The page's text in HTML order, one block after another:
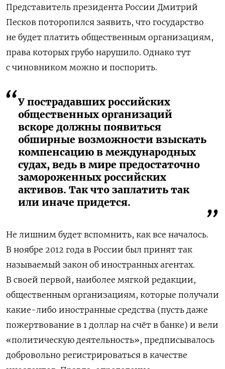
Представитель президента России Дмитрий
Песков поторопился заявить, что государство
не будет платить общественным организациям,
права которых грубо нарушило. Однако тут
с чиновником можно и поспорить.
У пострадавших российских
общественных организаций
вскоре должны появиться
обширные возможности взыскать
компенсацию в международных
судах, ведь в мире предостаточно
замороженных российских
активов. Так что заплатить так
или иначе придется.
Не лишним будет вспомнить, как все началось.
В ноябре 2012 года в России был принят так
называемый закон об иностранных агентах.
В своей первой, наиболее мягкой редакции,
общественным организациям, которые получали
какие-либо иностранные средства (пусть даже
пожертвование в 1 доллар на счёт в банке) и вели
«политическую деятельность», предписывалось
добровольно регистрироваться в качестве